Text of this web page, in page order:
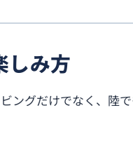
しみ方
ングだけでなく、陸